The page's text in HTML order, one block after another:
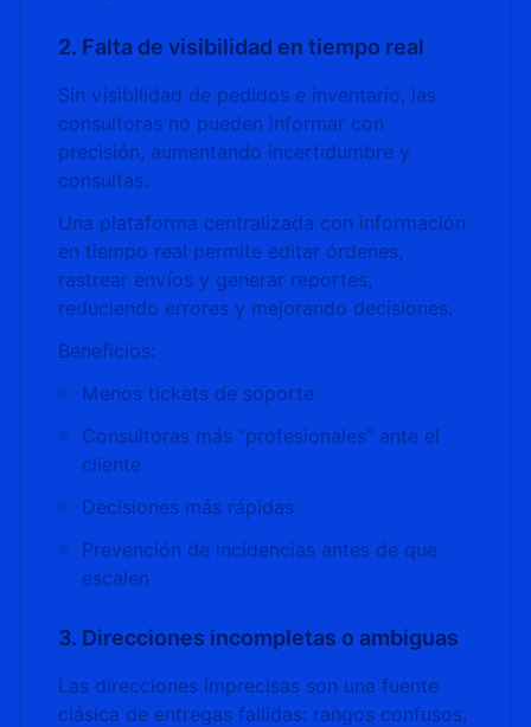
2. Falta de visibilidad en tiempo real
Sin visibilidad de pedidos e inventario, las
consultoras no pueden informar con
precisión, aumentando incertidumbre y
consultas.
Una plataforma centralizada con información
en tiempo real permite editar órdenes,
rastrear envíos y generar reportes,
reduciendo errores y mejorando decisiones.
Beneficios:
Menos tickets de soporte
Consultoras más “profesionales” ante el
cliente
Decisiones más rápidas
Prevención de incidencias antes de que
escalen
3. Direcciones incompletas o ambiguas
Las direcciones imprecisas son una fuente
clásica de entregas fallidas: rangos confusos,